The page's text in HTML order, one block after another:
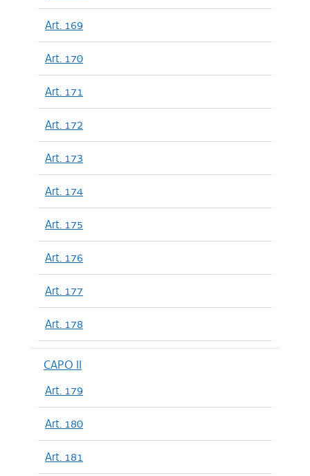
Art. 169
Art. 170
Art. 171
Art. 172
Art. 173
Art. 174
Art. 175
Art. 176
Art. 177
Art. 178
CAPO II
Art. 179
Art. 180
Art. 181